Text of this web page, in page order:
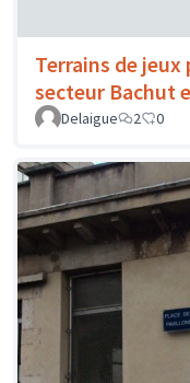
Terrains de jeux
secteur Bachut
Delaigue
2 0